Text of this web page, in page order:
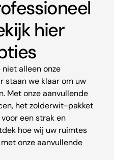
hier
alleen onze
staan we klaar om uw
Met onze aanvullende
het zolderwit-pakket
een strak en
hoe wij uw ruimtes
onze aanvullende